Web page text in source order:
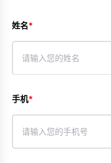
姓名
手机